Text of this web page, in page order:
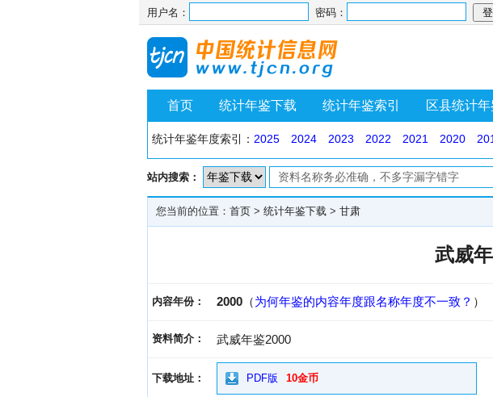
用户名： 密码：
首页 统计年鉴下载 统计年鉴索引 区县统计
统计年鉴年度索引： 2025 2024 2023 2022 2021 2020
站内搜索：
您当前的位置： 首页 > 统计年鉴下载 > 甘肃
武威
内容年份： 2000 （为何年鉴的内容年度跟名称年度不一致？ ）
资料简介： 武威年鉴2000
下载地址： PDF版 10金币